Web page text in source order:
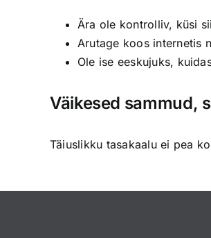
Ära ole kontrolliv, küsi
Arutage koos internetis
Ole ise eeskujuks,
Väikesed sammud,
Täiuslikku tasakaalu ei pea